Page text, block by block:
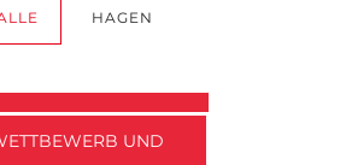
HAGEN
UND